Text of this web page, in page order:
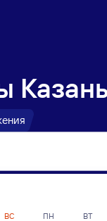
ВС ПН ВТ